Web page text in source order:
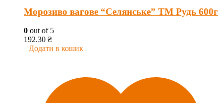
Морозиво вагове “Селянське” ТМ Рудь 600г
0 out of 5
192.30 ₴
Додати в кошик